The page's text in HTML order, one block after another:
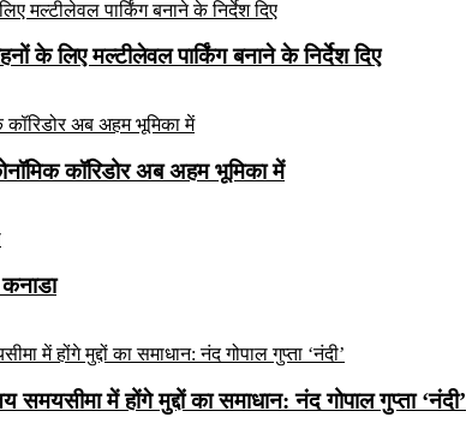
के लिए मल्टीलेवल पार्किंग बनाने के निर्देश दिए
कॉरिडोर अब अहम भूमिका में
में होंगे मुद्दों का समाधान: नंद गोपाल गुप्ता ‘नंदी’